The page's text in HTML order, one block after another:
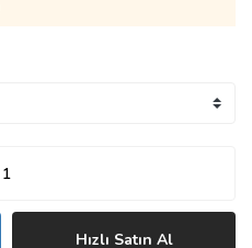
Hızlı Satın Al